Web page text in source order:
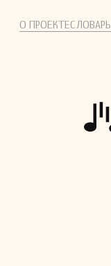
О ПРОЕКТЕСЛОВАРЬ